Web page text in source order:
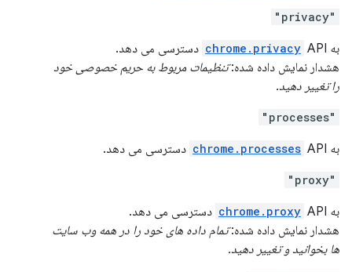
"privacy"
به chrome.privacy API دسترسی می دهد.
هشدار نمایش داده شده:تنظیمات مربوط به حریم خصوصی خود
را تغییر دهید.
"processes"
به chrome.processes API دسترسی می دهد.
"proxy"
به chrome.proxy API دسترسی می دهد.
هشدار نمایش داده شده:تمام داده های خود را در همه وب سایت
ها بخوانید و تغییر دهید.